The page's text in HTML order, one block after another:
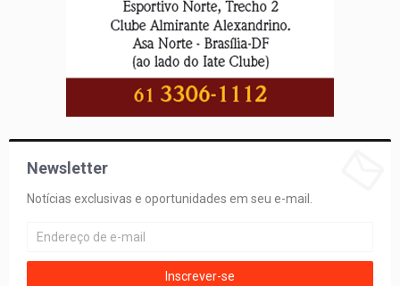
Newsletter
Notícias exclusivas e oportunidades em seu e-mail.